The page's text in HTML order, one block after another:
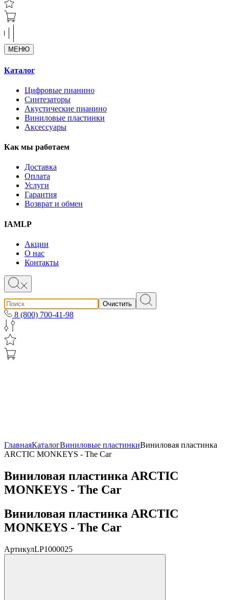
МЕНЮ
Каталог
Цифровые пианино
Синтезаторы
Акустические пианино
Виниловые пластинки
Аксессуары
Как мы работаем
Доставка
Оплата
Услуги
Гарантия
Возврат и обмен
IAMLP
Акции
О нас
Контакты
Очистить
8 (800) 700-41-98
ГлавнаяКаталогВиниловые пластинкиВиниловая пластинка
ARCTIC MONKEYS - The Car
Виниловая пластинка ARCTIC
MONKEYS - The Car
Виниловая пластинка ARCTIC
MONKEYS - The Car
АртикулLP1000025